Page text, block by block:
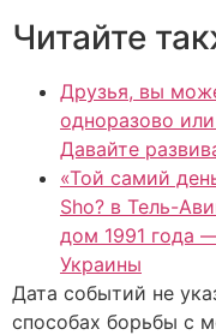
Читайте
Друзья, вы
одноразово
Давайте
«Той самий
Sho? в Тель-
дом 1991 года
Украины
Дата событий не
способах борьбы с